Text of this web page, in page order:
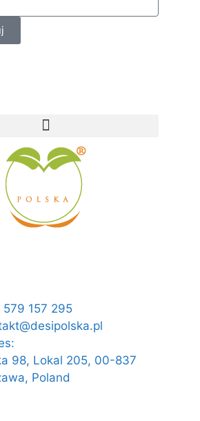
579 157 295
98, Lokal 205, 00-837
Poland